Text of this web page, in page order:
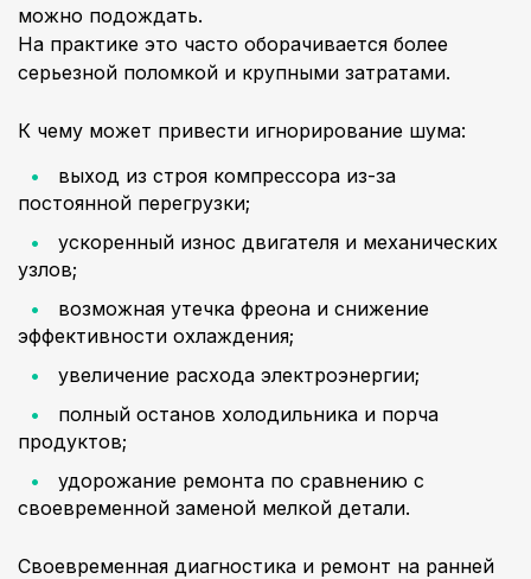
можно подождать.
На практике это часто оборачивается более
серьезной поломкой и крупными затратами.
К чему может привести игнорирование шума:
выход из строя компрессора из-за
постоянной перегрузки;
ускоренный износ двигателя и механических
узлов;
возможная утечка фреона и снижение
эффективности охлаждения;
увеличение расхода электроэнергии;
полный останов холодильника и порча
продуктов;
удорожание ремонта по сравнению с
своевременной заменой мелкой детали.
Своевременная диагностика и ремонт на ранней